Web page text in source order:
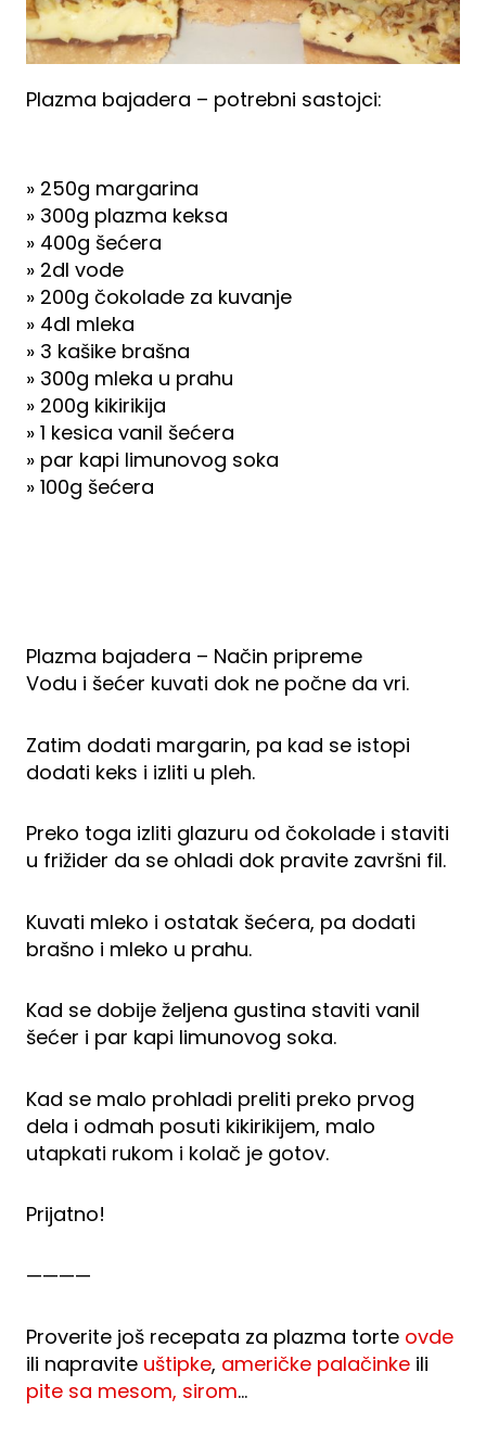
Plazma bajadera – potrebni sastojci:
» 250g margarina
» 300g plazma keksa
» 400g šećera
» 2dl vode
» 200g čokolade za kuvanje
» 4dl mleka
» 3 kašike brašna
» 300g mleka u prahu
» 200g kikirikija
» 1 kesica vanil šećera
» par kapi limunovog soka
» 100g šećera
Plazma bajadera – Način pripreme
Vodu i šećer kuvati dok ne počne da vri.
Zatim dodati margarin, pa kad se istopi
dodati keks i izliti u pleh.
Preko toga izliti glazuru od čokolade i staviti
u frižider da se ohladi dok pravite završni fil.
Kuvati mleko i ostatak šećera, pa dodati
brašno i mleko u prahu.
Kad se dobije željena gustina staviti vanil
šećer i par kapi limunovog soka.
Kad se malo prohladi preliti preko prvog
dela i odmah posuti kikirikijem, malo
utapkati rukom i kolač je gotov.
Prijatno!
————
Proverite još recepata za plazma torte ovde
ili napravite uštipke, američke palačinke ili
pite sa mesom, sirom…